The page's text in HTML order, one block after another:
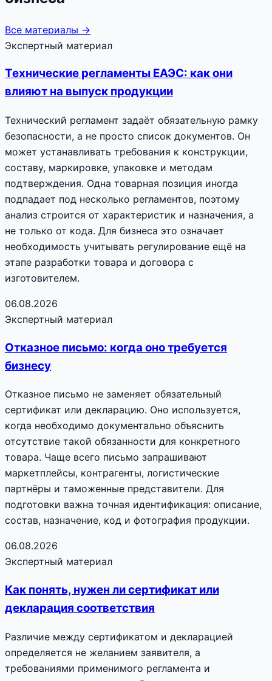
Все материалы →
Экспертный материал
Технические регламенты ЕАЭС: как они
влияют на выпуск продукции
Технический регламент задаёт обязательную рамку
безопасности, а не просто список документов. Он
может устанавливать требования к конструкции,
составу, маркировке, упаковке и методам
подтверждения. Одна товарная позиция иногда
подпадает под несколько регламентов, поэтому
анализ строится от характеристик и назначения, а
не только от кода. Для бизнеса это означает
необходимость учитывать регулирование ещё на
этапе разработки товара и договора с
изготовителем.
06.08.2026
Экспертный материал
Отказное письмо: когда оно требуется
бизнесу
Отказное письмо не заменяет обязательный
сертификат или декларацию. Оно используется,
когда необходимо документально объяснить
отсутствие такой обязанности для конкретного
товара. Чаще всего письмо запрашивают
маркетплейсы, контрагенты, логистические
партнёры и таможенные представители. Для
подготовки важна точная идентификация: описание,
состав, назначение, код и фотография продукции.
06.08.2026
Экспертный материал
Как понять, нужен ли сертификат или
декларация соответствия
Различие между сертификатом и декларацией
определяется не желанием заявителя, а
требованиями применимого регламента и